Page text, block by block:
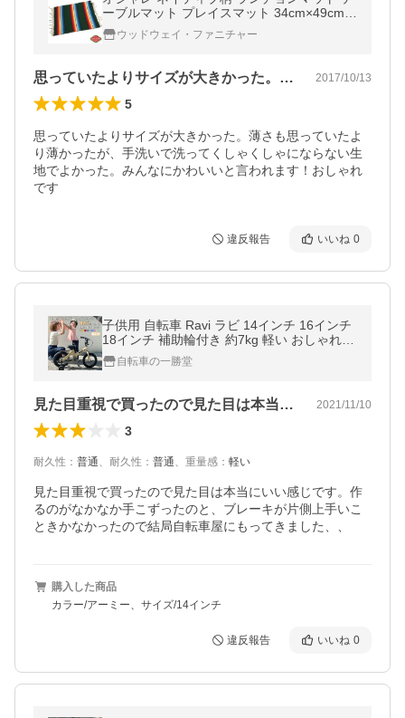
ーブルマット プレイスマット 34cm×49cm
(フォレスト) エルパソ サドルブランケット
ファイヤー＆アイス サラペ
ウッドウェイ・ファニチャー
思っていたよりサイズが大きかった。薄さ… 2017/10/13
5
思っていたよりサイズが大きかった。薄さも思っていたよ
り薄かったが、手洗いで洗ってくしゃくしゃにならない生
地でよかった。みんなにかわいいと言われます！おしゃれ
です
違反報告 いいね 0
子供用 自転車 Ravi ラビ 14インチ 16インチ
18インチ 補助輪付き 約7kg 軽い おしゃれ
誕生日プレゼント 4歳 5歳 6歳 7歳 8歳 9歳 1
0歳 11歳 12歳
自転車の一勝堂
見た目重視で買ったので見た目は本当にい… 2021/11/10
3
耐久性 ： 普通、 耐久性 ： 普通、 重量感 ： 軽い
見た目重視で買ったので見た目は本当にいい感じです。作
るのがなかなか手こずったのと、ブレーキが片側上手いこ
ときかなかったので結局自転車屋にもってきました、、
購入した商品
カラー/アーミー、サイズ/14インチ
違反報告 いいね 0